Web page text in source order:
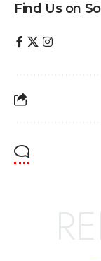
Find Us on